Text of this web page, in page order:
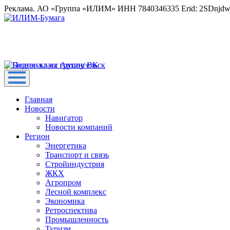
Реклама. АО «Группа «ИЛИМ» ИНН 7840346335 Erid:
Главная
Новости
Навигатор
Новости компаний
Регион
Энергетика
Транспорт и связь
Стройиндустрия
ЖКХ
Агропром
Лесной комплекс
Экономика
Ретроспектива
Промышленность